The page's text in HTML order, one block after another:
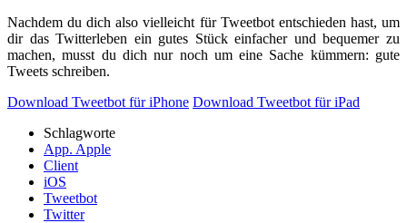
Nachdem du dich also vielleicht für Tweetbot entschieden hast, um
dir das Twitterleben ein gutes Stück einfacher und bequemer zu
machen, musst du dich nur noch um eine Sache kümmern: gute
Tweets schreiben.
Download Tweetbot für iPhone Download Tweetbot für iPad
Schlagworte
App. Apple
Client
iOS
Tweetbot
Twitter